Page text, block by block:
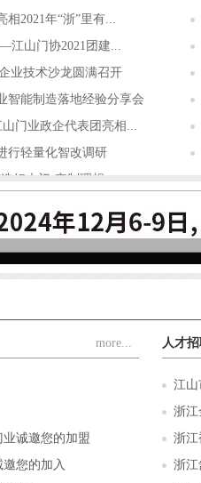
2021年“浙”里有...
山门协2021团建...
业技术沙龙圆满召开
能制造落地经验分享会
门业政企代表团亮相...
行轻量化智改调研
好木门·定制理想...
居）企业提供门、...
more...
诚邀您的加盟
您的加入
人才
江山
浙江
浙江
浙江